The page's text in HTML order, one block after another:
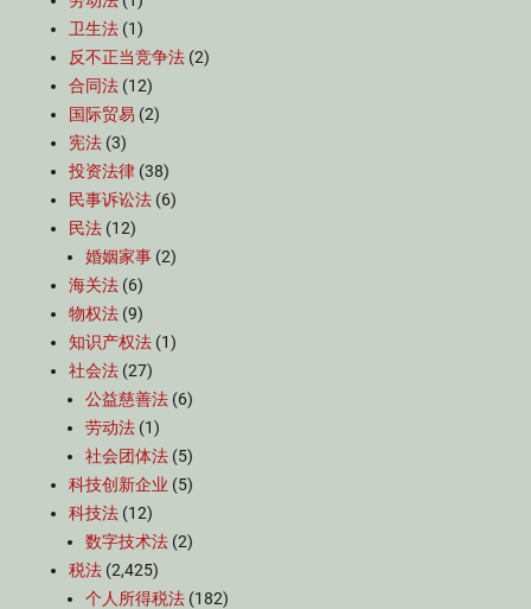
卫生法 (1)
反不正当竞争法 (2)
合同法 (12)
国际贸易 (2)
宪法 (3)
投资法律 (38)
民事诉讼法 (6)
民法 (12)
婚姻家事 (2)
海关法 (6)
物权法 (9)
知识产权法 (1)
社会法 (27)
公益慈善法 (6)
劳动法 (1)
社会团体法 (5)
科技创新企业 (5)
科技法 (12)
数字技术法 (2)
税法 (2,425)
个人所得税法 (182)